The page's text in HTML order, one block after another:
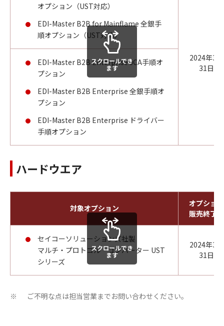
オプション（UST対応）
EDI-Master B2B for Mainflame 全銀手
順オプション（UST対応）
2024年3月
31日
EDI-Master B2B Enterprise JCA手順オ
プション
EDI-Master B2B Enterprise 全銀手順オ
プション
EDI-Master B2B Enterprise ドライバー
手順オプション
スクロールでき
ます
ハードウエア
対象オプション
オプション
販売終了日
セイコーソリューションズ社製
マルチ・プロトコル・コンバーター UST
シリーズ
2024年3月
31日
スクロールでき
ます
※ ご不明な点は担当営業までお問い合わせください。